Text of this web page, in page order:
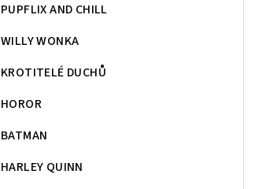
PUPFLIX AND CHILL
WILLY WONKA
KROTITELÉ DUCHŮ
HOROR
BATMAN
HARLEY QUINN